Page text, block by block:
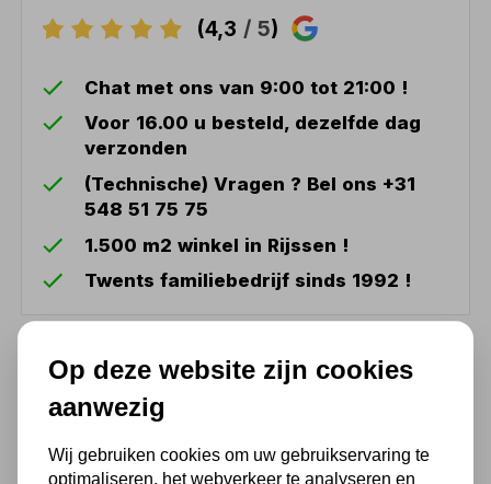
(4,3 / 5)
Chat met ons van 9:00 tot 21:00 !
Voor 16.00 u besteld, dezelfde dag
verzonden
(Technische) Vragen ? Bel ons +31
548 51 75 75
1.500 m2 winkel in Rijssen !
Twents familiebedrijf sinds 1992 !
Ook handig
Op deze website zijn cookies
aanwezig
Wij gebruiken cookies om uw gebruikservaring te
optimaliseren, het webverkeer te analyseren en